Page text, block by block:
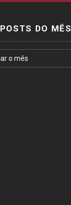
POSTS DO MÊS